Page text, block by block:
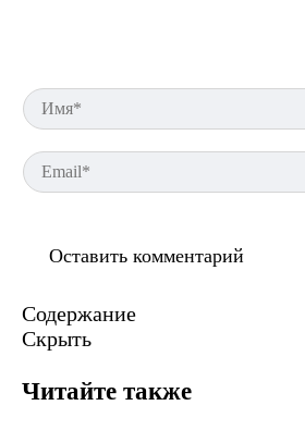
Содержание
Скрыть
Читайте также